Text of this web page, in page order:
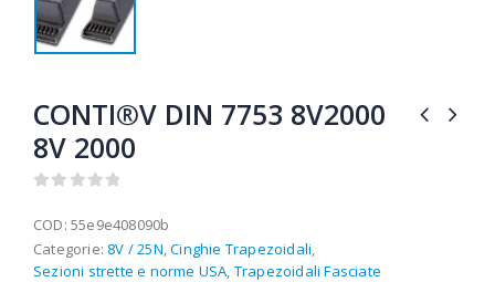
CONTI®V DIN 7753 8V2000
8V 2000
COD: 55e9e408090b
Categorie: 8V / 25N ,Cinghie Trapezoidali
Sezioni strette e norme USA Trapezoidali Fasciate